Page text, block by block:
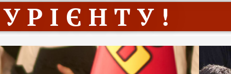
Р І Є Н Т У !